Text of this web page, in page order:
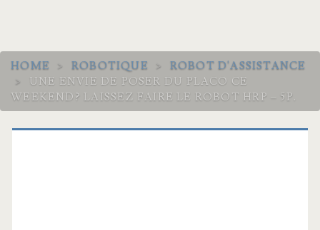
HOME > ROBOTIQUE >
ROBOT D'ASSISTANCE
>
UNE ENVIE DE POSER DU PLACO CE
WEEKEND? LAISSEZ FAIRE LE ROBOT HRP – 5P.